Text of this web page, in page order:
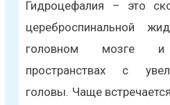
Гидроцефалия – это
цереброспинальной
головном мозге и
пространствах с
головы. Чаще